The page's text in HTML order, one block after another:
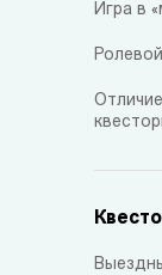
Игра в